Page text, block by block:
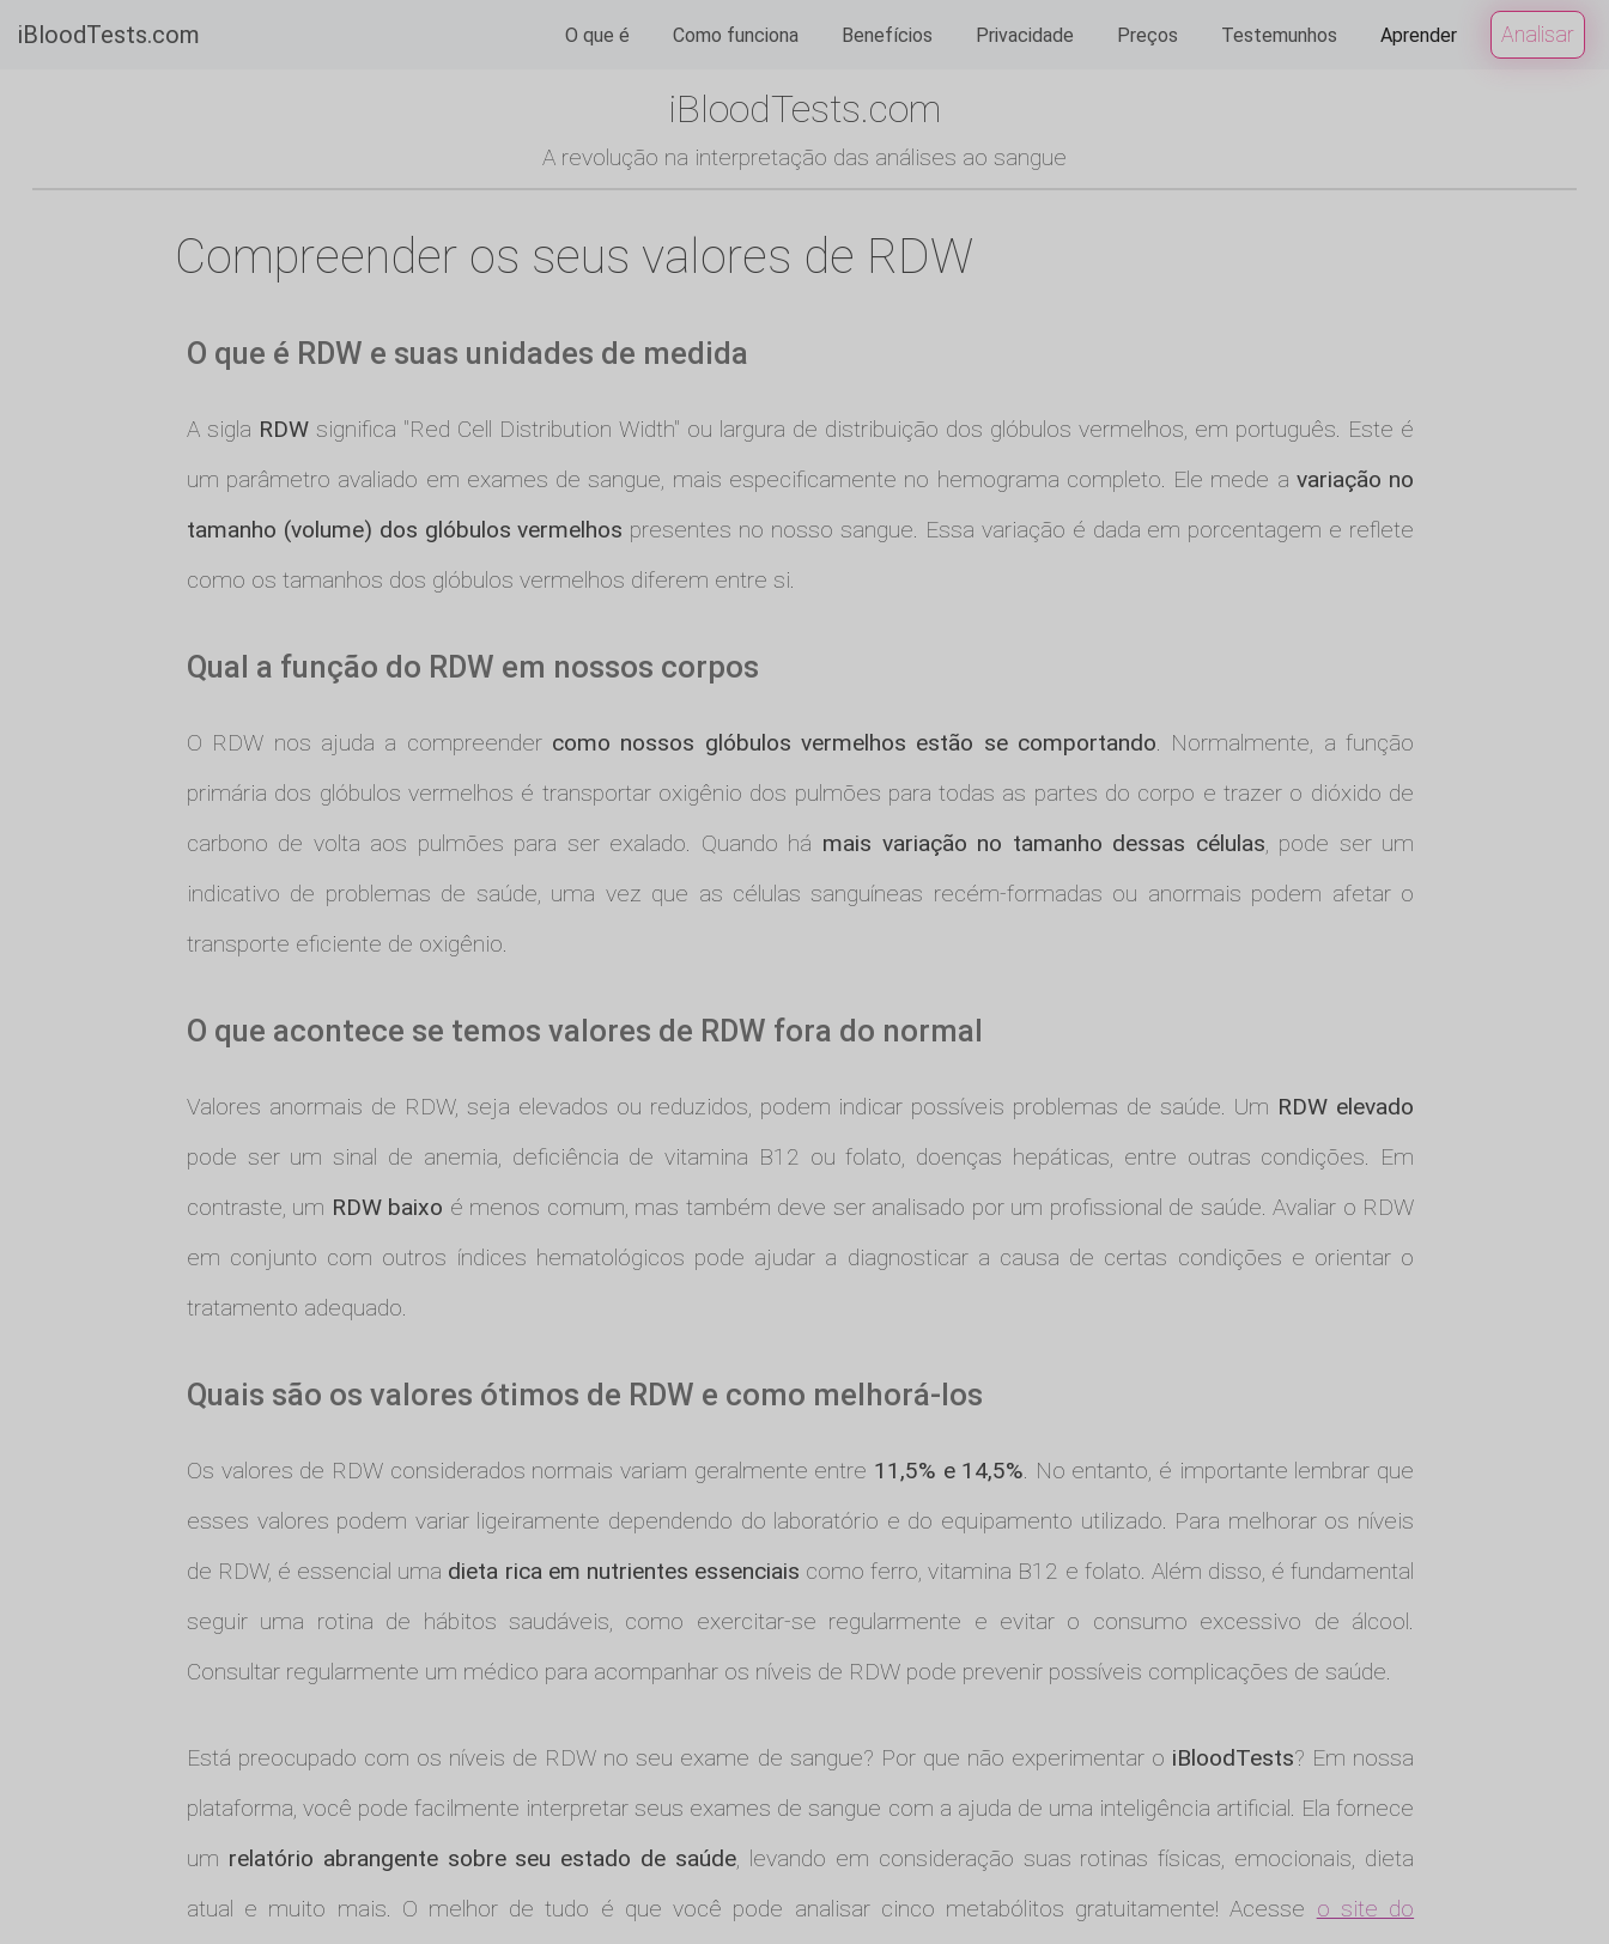
iBloodTests.com O que é Como funciona Benefícios Privacidade Preços Testemunhos Aprender Analisar
iBloodTests.com
A revolução na interpretação das análises ao sangue
Compreender os seus valores de RDW
O que é RDW e suas unidades de medida
A sigla RDWsignifica "Red Cell Distribution Width" ou largura de distribuição dos glóbulos vermelhos, em português. Este é
um parâmetro avaliado em exames de sangue, mais especificamente no hemograma completo. Ele mede a variação no
tamanho (volume) dos glóbulos vermelhos presentes no nosso sangue. Essa variação é dada em porcentagem e reflete
como os tamanhos dos glóbulos vermelhos diferem entre si.
Qual a função do RDW em nossos corpos
O RDW nos ajuda a compreender como nossos glóbulos vermelhos estão se comportando. Normalmente, a função
primária dos glóbulos vermelhos é transportar oxigênio dos pulmões para todas as partes do corpo e trazer o dióxido de
carbono de volta aos pulmões para ser exalado. Quando há mais variação no tamanho dessas células, pode ser um
indicativo de problemas de saúde, uma vez que as células sanguíneas recém-formadas ou anormais podem afetar o
transporte eficiente de oxigênio.
O que acontece se temos valores de RDW fora do normal
Valores anormais de RDW, seja elevados ou reduzidos, podem indicar possíveis problemas de saúde. Um RDW elevado
pode ser um sinal de anemia, deficiência de vitamina B12 ou folato, doenças hepáticas, entre outras condições. Em
contraste, um RDW baixo é menos comum, mas também deve ser analisado por um profissional de saúde. Avaliar o RDW
em conjunto com outros índices hematológicos pode ajudar a diagnosticar a causa de certas condições e orientar o
tratamento adequado.
Quais são os valores ótimos de RDW e como melhorá-los
Os valores de RDW considerados normais variam geralmente entre 11,5% e 14,5%. No entanto, é importante lembrar que
esses valores podem variar ligeiramente dependendo do laboratório e do equipamento utilizado. Para melhorar os níveis
de RDW, é essencial uma dieta rica em nutrientes essenciais como ferro, vitamina B12 e folato. Além disso, é fundamental
seguir uma rotina de hábitos saudáveis, como exercitar-se regularmente e evitar o consumo excessivo de álcool.
Consultar regularmente um médico para acompanhar os níveis de RDW pode prevenir possíveis complicações de saúde.
Está preocupado com os níveis de RDW no seu exame de sangue? Por que não experimentar o iBloodTests? Em nossa
plataforma, você pode facilmente interpretar seus exames de sangue com a ajuda de uma inteligência artificial. Ela fornece
um relatório abrangente sobre seu estado de saúde, levando em consideração suas rotinas físicas, emocionais, dieta
atual e muito mais. O melhor de tudo é que você pode analisar cinco metabólitos gratuitamente! Acesse o site do